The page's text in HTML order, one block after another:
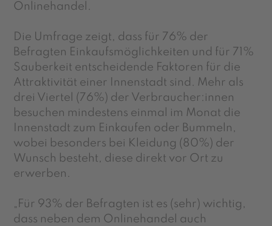
Onlinehandel.
Die Umfrage zeigt, dass für 76% der
Befragten Einkaufsmöglichkeiten und für 71%
Sauberkeit entscheidende Faktoren für die
Attraktivität einer Innenstadt sind. Mehr als
drei Viertel (76%) der Verbraucher:innen
besuchen mindestens einmal im Monat die
Innenstadt zum Einkaufen oder Bummeln,
wobei besonders bei Kleidung (80%) der
Wunsch besteht, diese direkt vor Ort zu
erwerben.
„Für 93% der Befragten ist es (sehr) wichtig,
dass neben dem Onlinehandel auch